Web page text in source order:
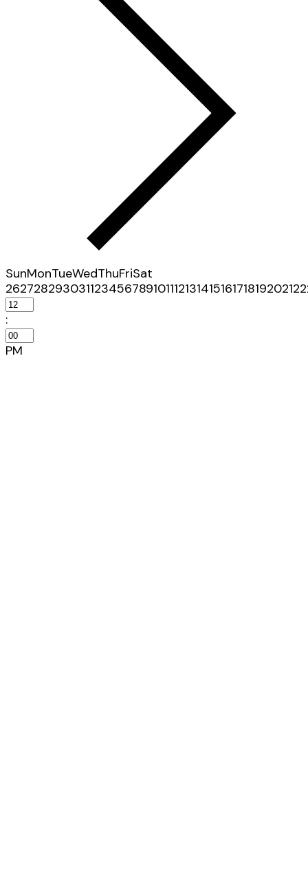
SunMonTueWedThuFriSat
26272829303112345678910111213141516171819202122
:
PM